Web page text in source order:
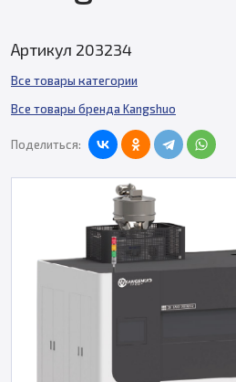
Артикул 203234
Все товары категории
Все товары бренда Kangshuo
Поделиться: